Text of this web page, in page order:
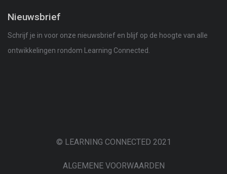
Nieuwsbrief
Schrijf je in voor onze nieuwsbrief en blijf op de hoogte van alle
ontwikkelingen rondom Learning Connected.
© LEARNING CONNECTED 2021
ALGEMENE VOORWAARDEN